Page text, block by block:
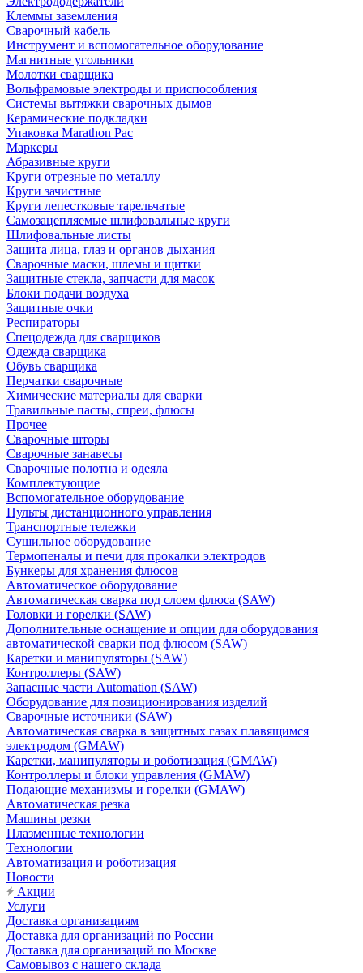
Клеммы заземления
Сварочный кабель
Инструмент и вспомогательное оборудование
Магнитные угольники
Молотки сварщика
Вольфрамовые электроды и приспособления
Системы вытяжки сварочных дымов
Керамические подкладки
Упаковка Marathon Pac
Маркеры
Абразивные круги
Круги отрезные по металлу
Круги зачистные
Круги лепестковые тарельчатые
Самозацепляемые шлифовальные круги
Шлифовальные листы
Защита лица, глаз и органов дыхания
Сварочные маски, шлемы и щитки
Защитные стекла, запчасти для масок
Блоки подачи воздуха
Защитные очки
Респираторы
Спецодежда для сварщиков
Одежда сварщика
Обувь сварщика
Перчатки сварочные
Химические материалы для сварки
Травильные пасты, спреи, флюсы
Прочее
Сварочные шторы
Сварочные занавесы
Сварочные полотна и одеяла
Комплектующие
Вспомогательное оборудование
Пульты дистанционного управления
Транспортные тележки
Сушильное оборудование
Термопеналы и печи для прокалки электродов
Бункеры для хранения флюсов
Автоматическое оборудование
Автоматическая сварка под слоем флюса (SAW)
Головки и горелки (SAW)
Дополнительные оснащение и опции для оборудования
автоматической сварки под флюсом (SAW)
Каретки и манипуляторы (SAW)
Контроллеры (SAW)
Запасные части Automation (SAW)
Оборудование для позиционирования изделий
Сварочные источники (SAW)
Автоматическая сварка в защитных газах плавящимся
электродом (GMAW)
Каретки, манипуляторы и роботизация (GMAW)
Контроллеры и блоки управления (GMAW)
Подающие механизмы и горелки (GMAW)
Автоматическая резка
Машины резки
Плазменные технологии
Технологии
Автоматизация и роботизация
Новости
Акции
Услуги
Доставка организациям
Доставка для организаций по России
Доставка для организаций по Москве
Самовывоз с нашего склада